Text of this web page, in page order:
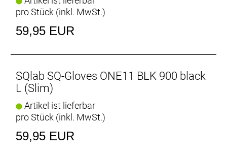
pro Stück (inkl. MwSt.)
59,95 EUR
SQlab SQ-Gloves ONE11 BLK 900 black
L (Slim)
Artikel ist lieferbar
pro Stück (inkl. MwSt.)
59,95 EUR